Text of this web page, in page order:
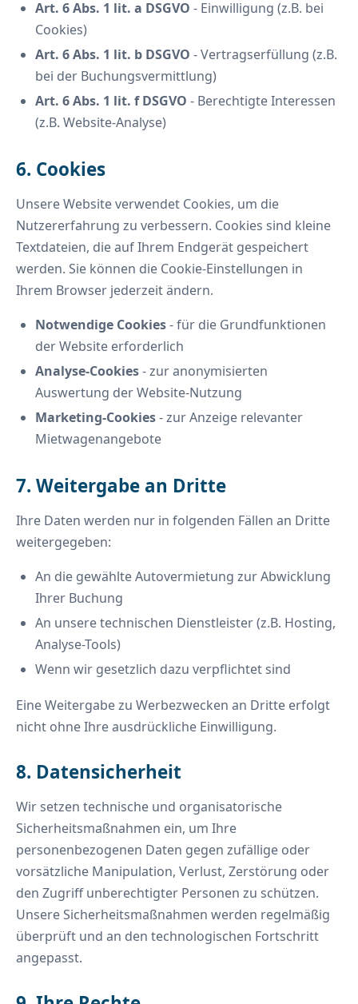
Art. 6 Abs. 1 lit. a DSGVO - Einwilligung (z.B. bei
Cookies)
Art. 6 Abs. 1 lit. b DSGVO - Vertragserfüllung (z.B.
bei der Buchungsvermittlung)
Art. 6 Abs. 1 lit. f DSGVO - Berechtigte Interessen
(z.B. Website-Analyse)
6. Cookies
Unsere Website verwendet Cookies, um die
Nutzererfahrung zu verbessern. Cookies sind kleine
Textdateien, die auf Ihrem Endgerät gespeichert
werden. Sie können die Cookie-Einstellungen in
Ihrem Browser jederzeit ändern.
Notwendige Cookies- für die Grundfunktionen
der Website erforderlich
Analyse-Cookies- zur anonymisierten
Auswertung der Website-Nutzung
Marketing-Cookies- zur Anzeige relevanter
Mietwagenangebote
7. Weitergabe an Dritte
Ihre Daten werden nur in folgenden Fällen an Dritte
weitergegeben:
An die gewählte Autovermietung zur Abwicklung
Ihrer Buchung
An unsere technischen Dienstleister (z.B. Hosting,
Analyse-Tools)
Wenn wir gesetzlich dazu verpflichtet sind
Eine Weitergabe zu Werbezwecken an Dritte erfolgt
nicht ohne Ihre ausdrückliche Einwilligung.
8. Datensicherheit
Wir setzen technische und organisatorische
Sicherheitsmaßnahmen ein, um Ihre
personenbezogenen Daten gegen zufällige oder
vorsätzliche Manipulation, Verlust, Zerstörung oder
den Zugriff unberechtigter Personen zu schützen.
Unsere Sicherheitsmaßnahmen werden regelmäßig
überprüft und an den technologischen Fortschritt
angepasst.